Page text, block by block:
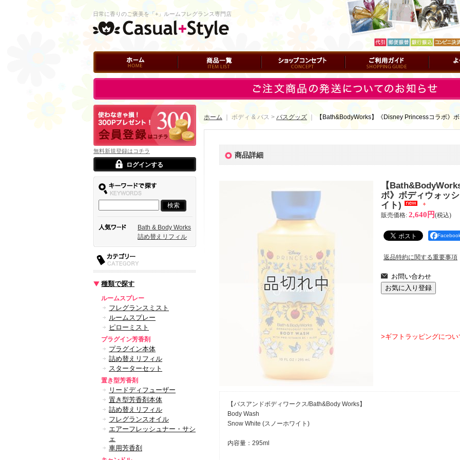
ホーム 商品一覧 ショップコンセプト ご利用ガイド よくある
日常に香りのご褒美を「+」ルームフレグランス専門店
ログイン
無料新規登録はコチラ
ログインする
Bath & Body Works
詰め替えリフィル
種類で探す
ルームスプレー
フレグランスミスト
ルームスプレー
ピローミスト
プラグイン芳香剤
プラグイン本体
詰め替えリフィル
スターターセット
置き型芳香剤
リードディフューザー
置き型芳香剤本体
詰め替えリフィル
フレグランスオイル
エアーフレッシュナー・サシ
ェ
車用芳香剤
ホーム ｜ ボディ & バス > バスグッズ 【Bath&BodyWorks】《Disney Princessコラボ》
商品詳細
【
ボ》ボディウォッ
イト)
販売価格: 2,640円(税込)
返品特約に関する重要事項
>ギフトラッピングについ
【バスアンドボディワークス/Bath&Body Works】
Body Wash
Snow White (スノーホワイト)
内容量：295ml